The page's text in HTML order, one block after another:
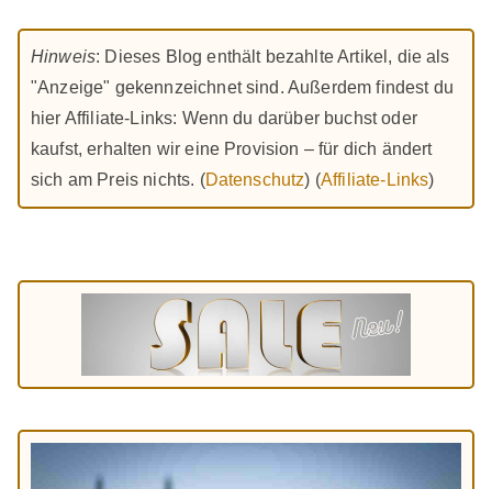
Hinweis: Dieses Blog enthält bezahlte Artikel, die als
"Anzeige" gekennzeichnet sind. Außerdem findest du
hier Affiliate-Links: Wenn du darüber buchst oder
kaufst, erhalten wir eine Provision – für dich ändert
sich am Preis nichts. (Datenschutz) (Affiliate-Links)